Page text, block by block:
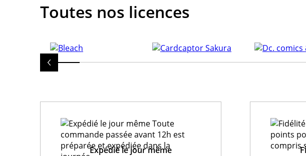
Toutes nos licences
Expédié le jour même